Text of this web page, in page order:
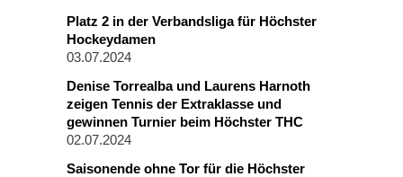
Platz 2 in der Verbandsliga für Höchster
Hockeydamen
03.07.2024
Denise Torrealba und Laurens Harnoth
zeigen Tennis der Extraklasse und
gewinnen Turnier beim Höchster THC
02.07.2024
Saisonende ohne Tor für die Höchster